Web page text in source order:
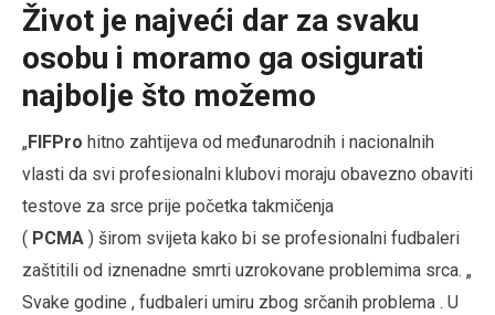
Život je najveći dar za svaku
osobu i moramo ga osigurati
najbolje što možemo
„FIFPro hitno zahtijeva od međunarodnih i nacionalnih
vlasti da svi profesionalni klubovi moraju obavezno obaviti
testove za srce prije početka takmičenja
( PCMA ) širom svijeta kako bi se profesionalni fudbaleri
zaštitili od iznenadne smrti uzrokovane problemima srca. „
Svake godine , fudbaleri umiru zbog srčanih problema . U